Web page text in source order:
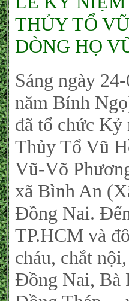
THỦY TỔ
DÒNG HỌ
Sáng ngày
năm Bính
đã tổ chức Kỷ
Thủy Tổ Vũ
Vũ-Võ
xã Bình An
Đồng Nai.
TP.HCM và
cháu, chắt
Đồng Nai, Bà